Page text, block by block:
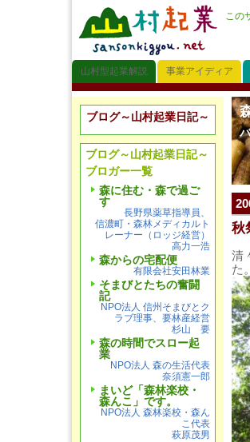
この
山村型起業解説 事業アイディア
秋
清
た。
ブログ～山村起業日記～
ブログ～山村起業日記～
ブロガー一覧
森に住む・森で過ご
す
長野県薬草指導員、
信濃町・森林メディカルト
レーナー（ロッジ経営）
高力一浩
森からの宅配便
有限会社安田林業
そまびとたちの奮闘
記
NPO法人 信州そまびとク
ラブ理事、要林産経営
杉山 要
森の時間でスロー起
業
NPO法人 森の生活代表
奈須憲一郎
まいど「森林楽校・
森んこ」です。
NPO法人 森林楽校・森ん
こ代表
萩原茂男